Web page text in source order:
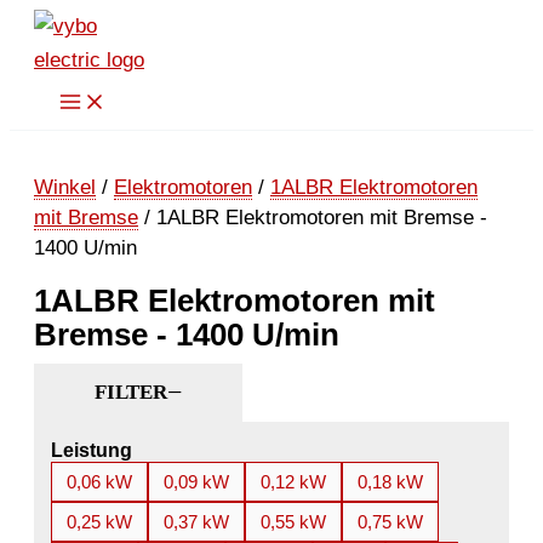
Zum
Inhalt
springen
Winkel / Elektromotoren / 1ALBR Elektromotoren
mit Bremse / 1ALBR Elektromotoren mit Bremse -
1400 U/min
1ALBR Elektromotoren mit
Bremse - 1400 U/min
FILTER
Leistung
0,06 kW
0,09 kW 0,12 kW
0,18 kW
0,25 kW
0,37 kW 0,55 kW
0,75 kW